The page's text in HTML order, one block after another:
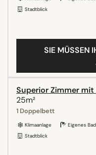
Stadtblick
SIE MÜSSEN
Superior Zimmer
25m²
1 Doppelbett
Klimaanlage Eigenes
Stadtblick